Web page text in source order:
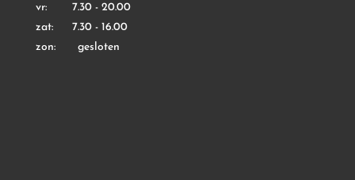
vr: 7.30 - 20.00
zat: 7.30 - 16.00
zon: gesloten